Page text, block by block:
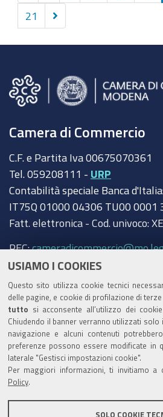
USIAMO I COOKIES
Questo sito utilizza cookie tecnici
delle pagine, e cookie di profilazione di
tutto si acconsente all’utilizzo dei
Chiudendo il banner verranno utilizzati solo
navigazione e alcuni contenuti
preferenze possono essere modificate in
laterale "Gestisci impostazioni cookie".
Per maggiori informazioni, ti invitiamo a
Policy
SOLO COOKIE
10
elementi
21
Successivi
10
Camera di Commercio
C.F. e Partita Iva 00675070361
Tel. 059208111 - URP
Contabilità speciale Banca
IT75Q 01000 04306 TU00 0001
Fatt. elettronica - Cod. univoco:
PEC:
Trasparenza
Amministrazione trasparente
Albo Camerale
Pubblicità Legale
Area riservata